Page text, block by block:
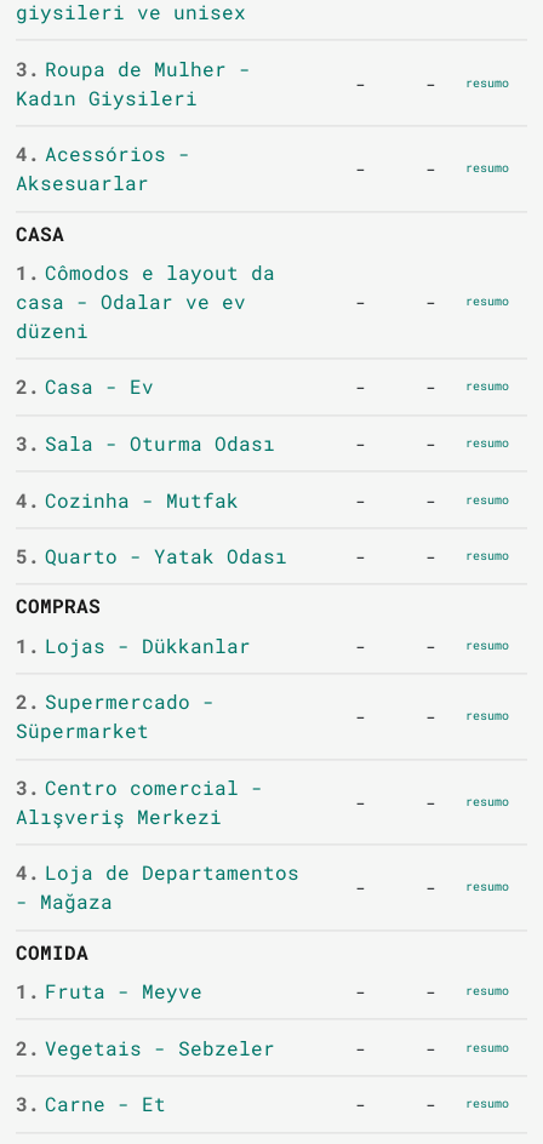
giysileri ve unisex
3. Roupa de Mulher -
Kadın Giysileri
- - resumo
4. Acessórios -
Aksesuarlar
- - resumo
CASA
1. Cômodos e layout da
casa - Odalar ve ev
düzeni
- - resumo
2. Casa - Ev - - resumo
3. Sala - Oturma Odası - - resumo
4. Cozinha - Mutfak - - resumo
5. Quarto - Yatak Odası - - resumo
COMPRAS
1. Lojas - Dükkanlar - - resumo
2. Supermercado -
Süpermarket
- - resumo
3. Centro comercial -
Alışveriş Merkezi
- - resumo
4. Loja de Departamentos
- Mağaza
- - resumo
COMIDA
1. Fruta - Meyve - - resumo
2. Vegetais - Sebzeler - - resumo
3. Carne - Et - - resumo